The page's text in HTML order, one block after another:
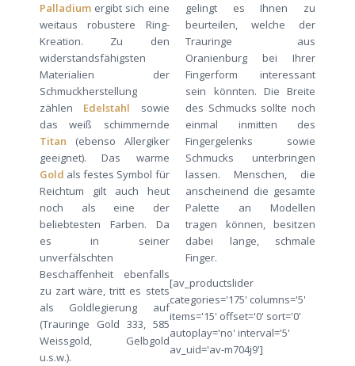
Palladium ergibt sich eine
weitaus robustere Ring-
Kreation. Zu den
widerstandsfähigsten
Materialien der
Schmuckherstellung
zählen Edelstahl sowie
das weiß schimmernde
Titan (ebenso Allergiker
geeignet). Das warme
Gold als festes Symbol für
Reichtum gilt auch heut
noch als eine der
beliebtesten Farben. Da
es in seiner
unverfälschten
Beschaffenheit ebenfalls
zu zart wäre, tritt es stets
als Goldlegierung auf
(Trauringe Gold 333, 585
Weissgold, Gelbgold
u.s.w.).
gelingt es Ihnen zu
beurteilen, welche der
Trauringe aus
Oranienburg bei Ihrer
Fingerform interessant
sein könnten. Die Breite
des Schmucks sollte noch
einmal inmitten des
Fingergelenks sowie
Schmucks unterbringen
lassen. Menschen, die
anscheinend die gesamte
Palette an Modellen
tragen können, besitzen
dabei lange, schmale
Finger.
[av_productslider
categories='175' columns='5'
items='15' offset='0' sort='0'
autoplay='no' interval='5'
av_uid='av-m704j9']